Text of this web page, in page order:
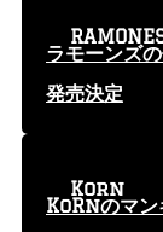
ラモーンズ
発売決定
KoRnのマン
Korn